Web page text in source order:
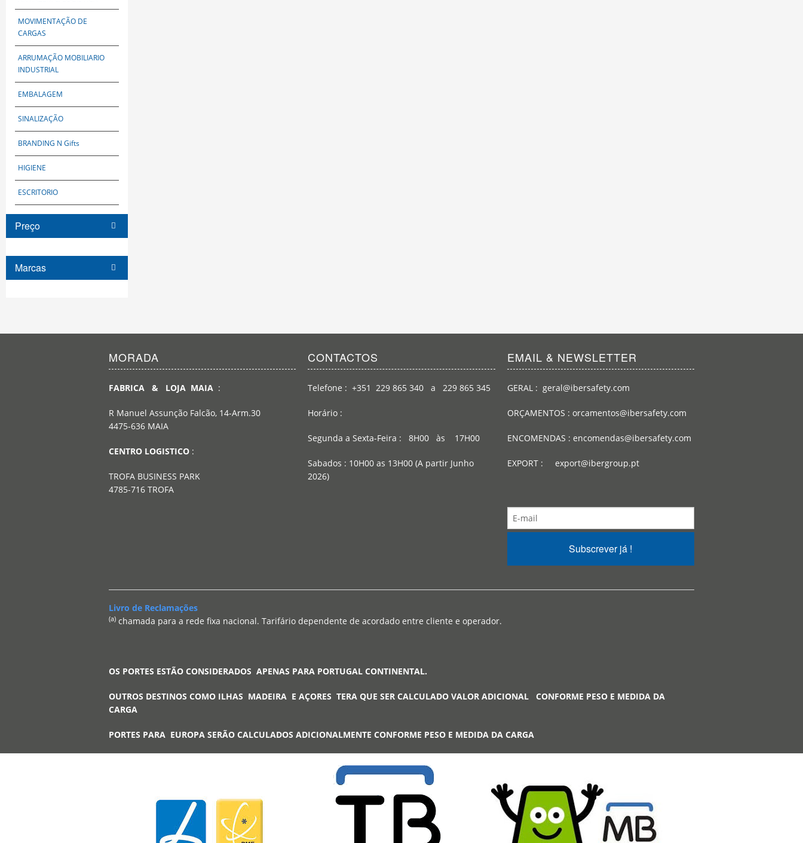
MOVIMENTAÇÃO DE
CARGAS
ARRUMAÇÃO MOBILIARIO
INDUSTRIAL
EMBALAGEM
SINALIZAÇÃO
BRANDING N Gifts
HIGIENE
ESCRITORIO
Preço
Marcas
MORADA
FABRICA & LOJA MAIA :
R Manuel Assunção Falcão, 14-Arm.30
4475-636 MAIA
CENTRO LOGISTICO :
TROFA BUSINESS PARK
4785-716 TROFA
CONTACTOS
Telefone : +351 229 865 340 a 229 865 345
Horário :
Segunda a Sexta-Feira : 8H00 às 17H00
Sabados : 10H00 as 13H00 (A partir Junho
2026)
EMAIL & NEWSLETTER
GERAL : geral@ibersafety.com
ORÇAMENTOS : orcamentos@ibersafety.com
ENCOMENDAS : encomendas@ibersafety.com
EXPORT : export@ibergroup.pt
Subscrever já !
Livro de Reclamações
(a) chamada para a rede fixa nacional. Tarifário dependente de acordado entre cliente e operador.
OS PORTES ESTÃO CONSIDERADOS APENAS PARA PORTUGAL CONTINENTAL.
OUTROS DESTINOS COMO ILHAS MADEIRA E AÇORES TERA QUE SER CALCULADO VALOR ADICIONAL CONFORME PESO E MEDIDA DA
CARGA
PORTES PARA EUROPA SERÃO CALCULADOS ADICIONALMENTE CONFORME PESO E MEDIDA DA CARGA